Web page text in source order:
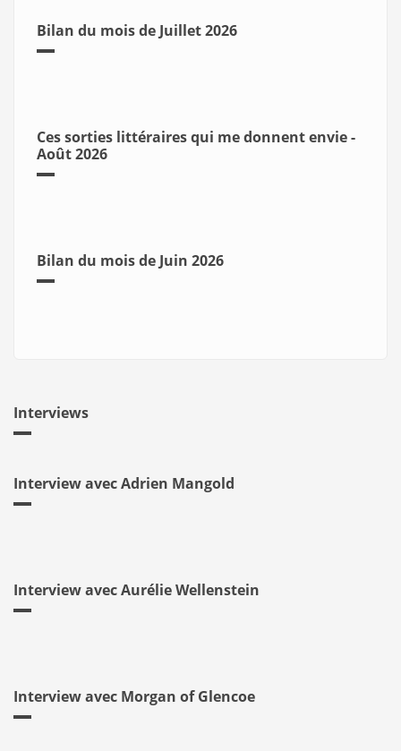
Bilan du mois de Juillet 2026
Ces sorties littéraires qui me donnent envie -
Août 2026
Bilan du mois de Juin 2026
Interviews
Interview avec Adrien Mangold
Interview avec Aurélie Wellenstein
Interview avec Morgan of Glencoe